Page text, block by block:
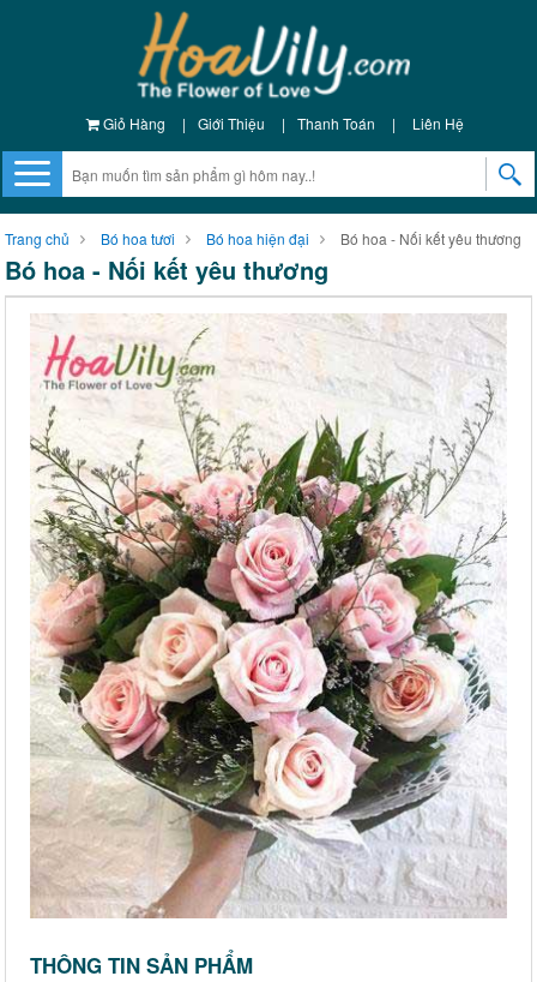
Giỏ Hàng | Giới Thiệu | Thanh Toán | Liên Hệ
Trang chủ Bó hoa tươi Bó hoa hiện đại Bó hoa - Nối kết yêu thương
Bó hoa - Nối kết yêu thương
THÔNG TIN SẢN PHẨM